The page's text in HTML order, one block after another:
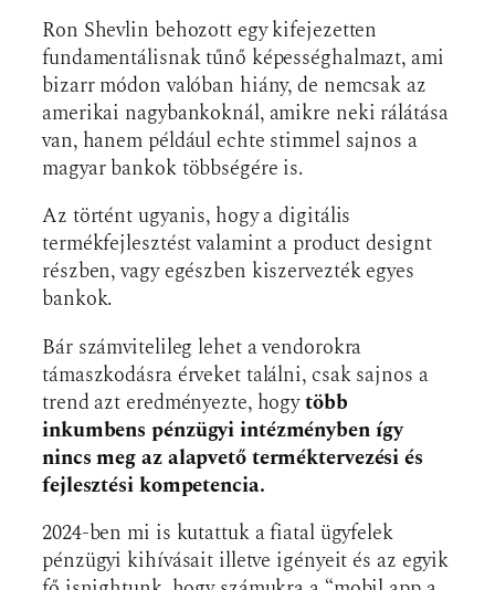
Ron Shevlin behozott egy kifejezetten
fundamentálisnak tűnő képességhalmazt, ami
bizarr módon valóban hiány, de nemcsak az
amerikai nagybankoknál, amikre neki rálátása
van, hanem például echte stimmel sajnos a
magyar bankok többségére is.
Az történt ugyanis, hogy a digitális
termékfejlesztést valamint a product designt
részben, vagy egészben kiszervezték egyes
bankok.
Bár számvitelileg lehet a vendorokra
támaszkodásra érveket találni, csak sajnos a
trend azt eredményezte, hogytöbb
inkumbens pénzügyi intézményben így
nincs meg az alapvető terméktervezési és
fejlesztési kompetencia.
2024-ben mi is kutattuk a fiatal ügyfelek
pénzügyi kihívásait illetve igényeit és az egyik